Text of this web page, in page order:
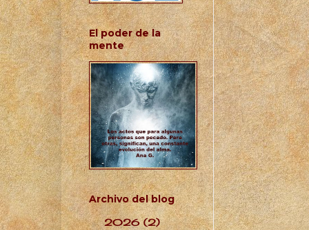
El poder de la
mente
Archivo del blog
►2026(2)